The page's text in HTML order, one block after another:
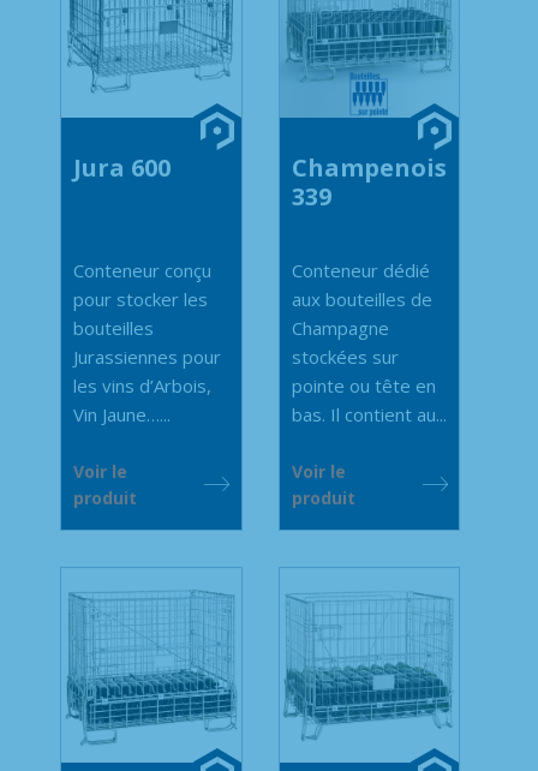
Jura 600
Conteneur conçu
pour stocker les
bouteilles
Jurassiennes pour
les vins d’Arbois,
Vin Jaune…...
Voir le
produit
Champenois
339
Conteneur dédié
aux bouteilles de
Champagne
stockées sur
pointe ou tête en
bas. Il contient au...
Voir le
produit